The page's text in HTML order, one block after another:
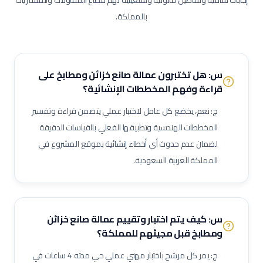
كهربائي تمديدات
براد أنابيب / فني تركيب أنابيب
فني تركيب دكت (قنوات التكييف)
فني مكيفات
فني تشيلرات / مبردات مركزية
فني أنظمة إدارة مباني (BMS)
فني أنظمة إنذار حريق
فني تركيب رشاشات حريق
فني مضخات حريق
فني تيار خفيف (ELV)
فني تركيب كاميرات مراقبة
فني أنظمة تحكم بالدخول
فني أنظمة نداء عام
فني أجهزة ودقة
مراقب أعمال كهربائية
مراقب أعمال سباكة
مراقب أعمال تكييف
فني تركيب ألواح شمسية
فني مولدات كهربائية
فني لوحات توزيع كهربائية
فني توصيل كابلات
فني إضاءة
فني تركيبات صحية
فني شبكات صرف صحي
مشغل محطة صرف صحي (STP)
فني مضخات فني كمبروسرات
بالمملكة.
س: هل تختبرون عمالة صانع خزائن ومطابخ على
قراءة وفهم المخططات الإنشائية؟
ج: نعم، يخضع كل عامل لاختبار عملي يتضمن قراءة وتفسير
المخططات الهندسية وتطبيقها الفعلي بالقياسات الدقيقة
لضمان عدم حدوث أي أخطاء إنشائية بموقع المشروع في
المملكة العربية السعودية.
س: كيف يتم اختبار وتقييم عمالةصانع خزائن
ومطابخقبل مجيئهم للمملكة؟
ج: يمر كل مرشح باختبار مهني عملي حي مدته 4 ساعات في